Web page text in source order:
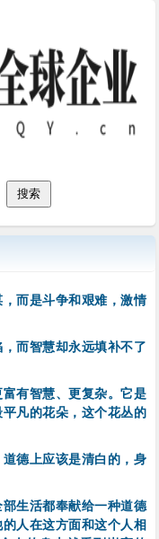
而是斗争和艰难，激情
而智慧却永远填补不了
有智慧、更复杂。它是
凡的花朵，这个花丛的
德上应该是清白的，身
生活都奉献给一种道德
人在这方面和这个人相